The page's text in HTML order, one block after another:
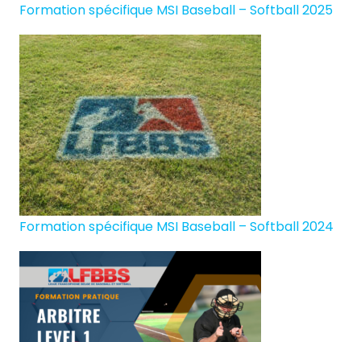
Formation spécifique MSI Baseball – Softball 2025
Formation spécifique MSI Baseball – Softball 2024